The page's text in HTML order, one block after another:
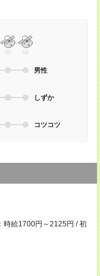
50 60
男性
しずか
コツコツ
時給1700円～2125円 / 初